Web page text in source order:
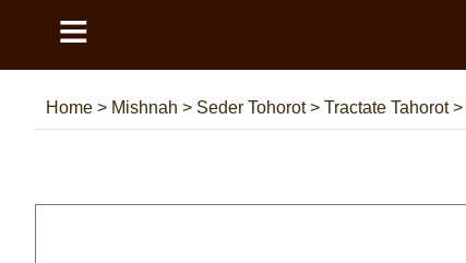
≡
Home > Mishnah > Seder Tohorot> Tractate Tahorot>